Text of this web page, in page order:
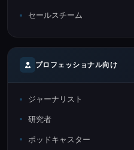
セールスチーム
プロフェッショナル向け
ジャーナリスト
研究者
ポッドキャスター